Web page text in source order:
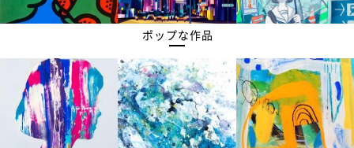
ポップな作品